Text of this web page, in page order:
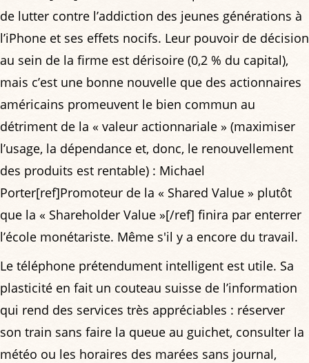
de lutter contre l’addiction des jeunes générations à
l’iPhone et ses effets nocifs. Leur pouvoir de décision
au sein de la firme est dérisoire (0,2 % du capital),
mais c’est une bonne nouvelle que des actionnaires
américains promeuvent le bien commun au
détriment de la « valeur actionnariale » (maximiser
l’usage, la dépendance et, donc, le renouvellement
des produits est rentable) : Michael
Porter[ref]Promoteur de la « Shared Value » plutôt
que la « Shareholder Value »[/ref] finira par enterrer
l’école monétariste. Même s'il y a encore du travail.
Le téléphone prétendument intelligent est utile. Sa
plasticité en fait un couteau suisse de l’information
qui rend des services très appréciables : réserver
son train sans faire la queue au guichet, consulter la
météo ou les horaires des marées sans journal,